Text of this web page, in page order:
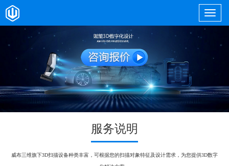
服务说明
威布三维旗下3D扫描设备种类丰富，可根据您的扫描对象特征及设计需求，为您提供3D数字